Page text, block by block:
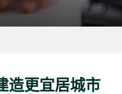
造更宜居城市